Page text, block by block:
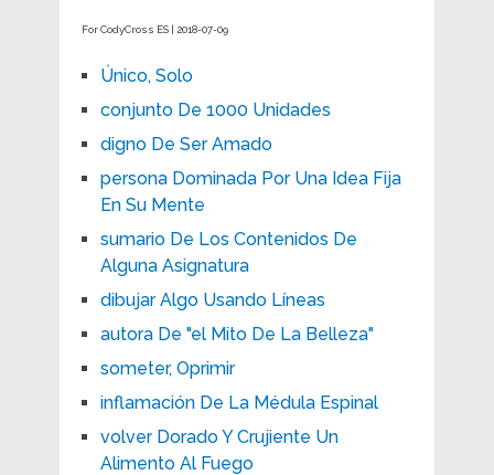
For CodyCross ES | 2018-07-09
Único, Solo
conjunto De 1000 Unidades
digno De Ser Amado
persona Dominada Por Una Idea Fija
En Su Mente
sumario De Los Contenidos De
Alguna Asignatura
dibujar Algo Usando Líneas
autora De "el Mito De La Belleza"
someter, Oprimir
inflamación De La Médula Espinal
volver Dorado Y Crujiente Un
Alimento Al Fuego